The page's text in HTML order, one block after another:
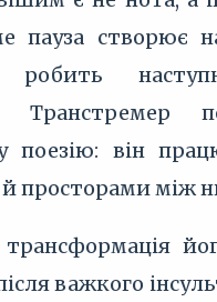
пауза створює
робить
Транстремер
поезію: він
й просторами між
важкого